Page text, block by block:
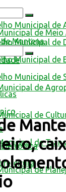
Municipal de
Municipal de
Municipal de
Municipal de
de Meio
de
de
de
de